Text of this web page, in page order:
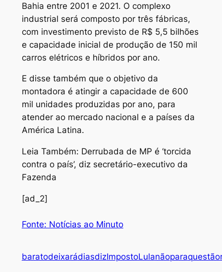
Bahia entre 2001 e 2021. O complexo
industrial será composto por três fábricas,
com investimento previsto de R$ 5,5 bilhões
e capacidade inicial de produção de 150 mil
carros elétricos e híbridos por ano.
E disse também que o objetivo da
montadora é atingir a capacidade de 600
mil unidades produzidas por ano, para
atender ao mercado nacional e a países da
América Latina.
Leia Também: Derrubada de MP é ‘torcida
contra o país’, diz secretário-executivo da
Fazenda
[ad_2]
Fonte: Notícias ao Minuto
baratodeixarádiasdizImpostoLulanãoparaquestão